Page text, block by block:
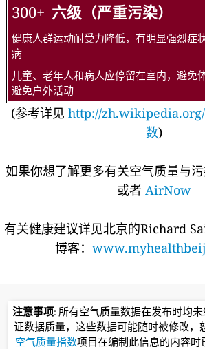
300+ 六级（严重污染）
健康人群运动耐受力降低，有明显强烈症
病
儿童、老年人和病人应停留在室内，避免
避免户外活动
(参考详见 http://
数)
如果你想了解更多有关空气质量与
或者 AirNow
有关健康建议详见北京的Richard
博客：
注意事项: 所有空气质量数据在发布时均
证数据质量，这些数据可能随时被修改，
空气质量指数项目在编制此信息的内容时